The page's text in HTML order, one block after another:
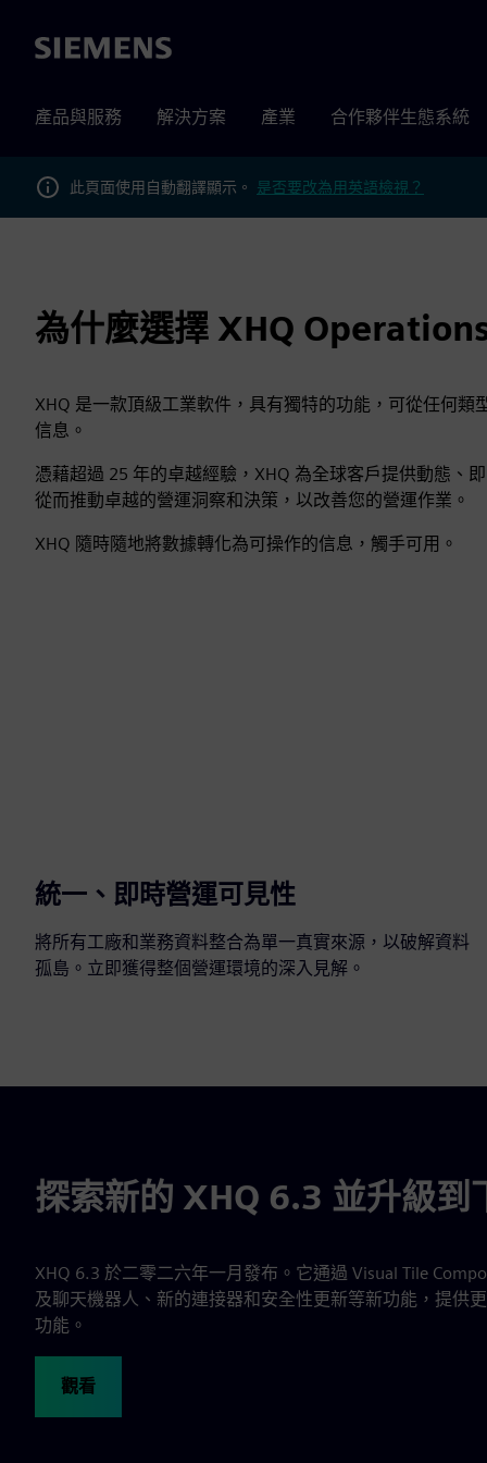
Siemens
產品與服務 解決方案 產業 合作夥伴生態系統
此頁面使用自動翻譯顯示。 是否要改為用英語檢視？
為什麼選擇 XHQ
XHQ 是一款頂級工業軟件，具有獨特的功能，可從任何類
信息。
憑藉超過 25 年的卓越經驗，XHQ 為全球客戶提供動態、
從而推動卓越的營運洞察和決策，以改善您的營運作業。
XHQ 隨時隨地將數據轉化為可操作的信息，觸手可用。
統一、即時營運可見性
將所有工廠和業務資料整合為單一真實來源，以破解資料
孤島。立即獲得整個營運環境的深入見解。
探索新的 XHQ 6.3 並升級到
XHQ 6.3 於二零二六年一月發布。它通過 Visual Tile
及聊天機器人、新的連接器和安全性更新等新功能，提供
功能。
觀看